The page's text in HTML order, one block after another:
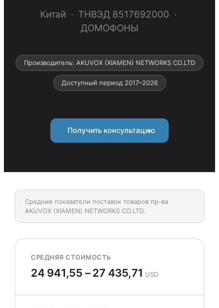
Китай · ТНВЭД 8517692000 ·
ДОМОФОНЫ
Производитель: AKUVOX (XIAMEN) NETWORKS CO.LTD
Доступный период 2017–2026
Получить консультацию
Средние показатели поставок товаров пр-ва
AKUVOX (XIAMEN) NETWORKS CO.LTD.
СРЕДНЯЯ СТОИМОСТЬ
24 941,55 – 27 435,71 USD